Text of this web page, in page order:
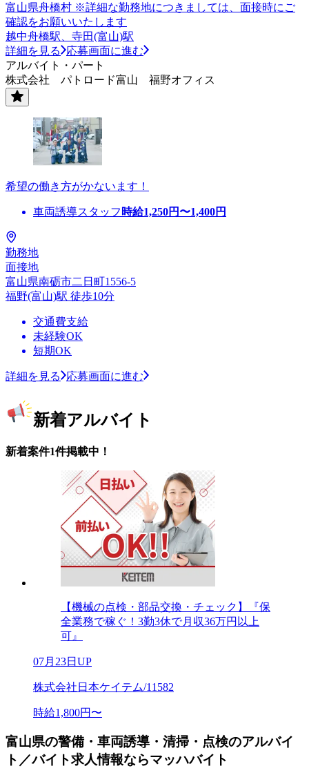
富山県舟橋村 ※詳細な勤務地につきましては、面接時にご
確認をお願いいたします
越中舟橋駅、寺田(富山)駅
詳細を見る
応募画面に進む
アルバイト・パート
株式会社 パトロード富山 福野オフィス
希望の働き方がかないます！
車両誘導スタッフ 時給1,250円〜1,400円
勤務地
面接地
富山県南砺市二日町1556-5
福野(富山)駅 徒歩10分
交通費支給
未経験OK
短期OK
詳細を見る 応募画面に進む
新着アルバイト
新着案件1件掲載中！
【機械の点検・部品交換・チェック】『保
全業務で稼ぐ！3勤3休で月収36万円以上
可』
07月23日UP
株式会社日本ケイテム/11582
時給1,800円〜
富山県の警備・車両誘導・清掃・点検のアルバイ
ト／バイト求人情報ならマッハバイト